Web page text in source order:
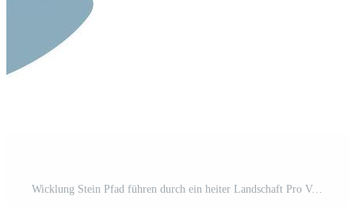
Wicklung Stein Pfad führen durch ein heiter Landschaft Pro Vektor